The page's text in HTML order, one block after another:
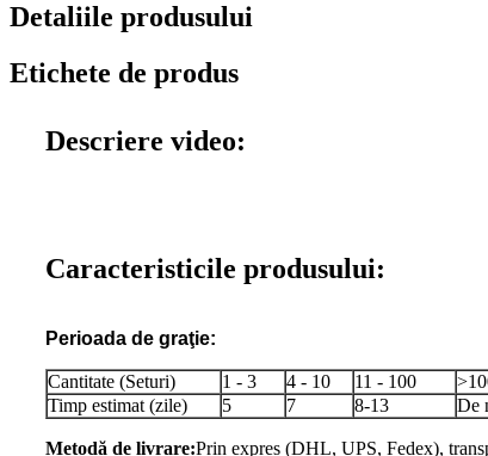
Detaliile produsului
Etichete de produs
Descriere video:
Caracteristicile produsului:
Perioada de graţie:
Cantitate (Seturi) 1 - 3 4 - 10 11 - 100
Timp estimat (zile)
5 7 8-13 De
Metodă de livrare:Prin expres (DHL, UPS, Fedex),